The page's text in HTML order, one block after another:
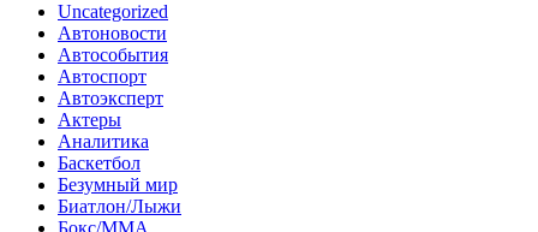
Uncategorized
Автоновости
Автособытия
Автоспорт
Автоэксперт
Актеры
Аналитика
Баскетбол
Безумный мир
Биатлон/Лыжи